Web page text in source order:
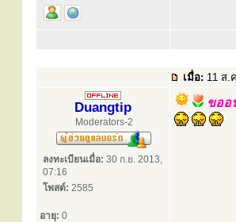
เมื่อ: 11 ส.
Duangtip
Moderators-2
ลงทะเบียนเมื่อ: 30 ก.ย. 2013,
07:16
โพสต์: 2585
อายุ: 0
ขออ